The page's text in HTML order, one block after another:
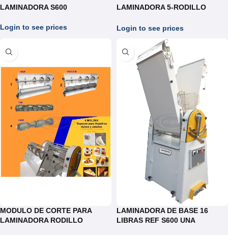
LAMINADORA S600
Login to see prices
LAMINADORA 5-RODILLO
(TORTILLAS,AREPAS)
Login to see prices
MODULO DE CORTE PARA
LAMINADORA RODILLO
LAMINADORA DE BASE 16
LIBRAS REF S600 UNA